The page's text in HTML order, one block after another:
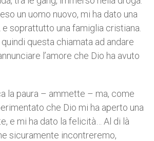
un uomo nuovo, mi ha dato una
soprattutto una famiglia cristiana.
questa chiamata ad andare
l’amore che Dio ha avuto
la paura – ammette – ma, come
che Dio mi ha aperto una
e mi ha dato la felicità… Al di là
sicuramente incontreremo,